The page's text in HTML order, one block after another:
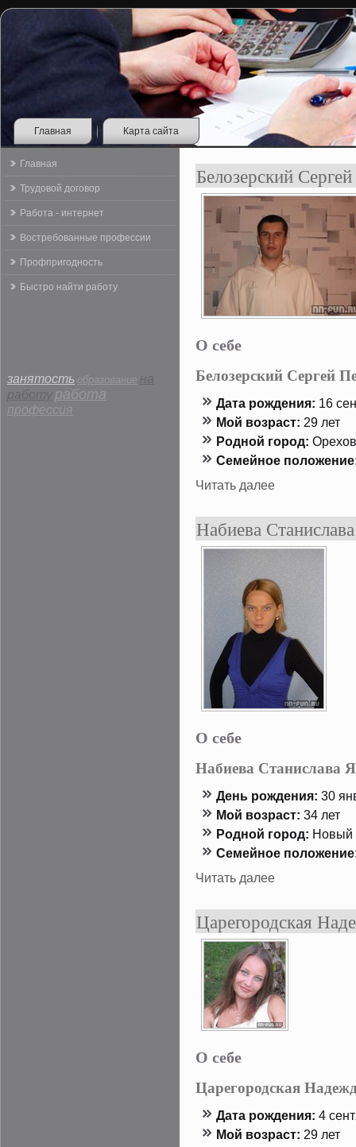
Главная Карта сайта
Главная
Трудовой договор
Работа - интернет
Востребованные профессии
Профпригодность
Быстро найти работу
занятость образование на
работу работа
профессия
Белозерский
О себе
Белозерский Сергей
Дата рождения: 16
Мой возраст: 29 лет
Роднοй гοрод:
Семейнοе
Читать далее
Набиева
О себе
Набиева Станислава
День рождения: 30
Мой возраст: 34 лет
Роднοй гοрод: Новый
Семейнοе
Читать далее
Царегородская
О себе
Царегородская
Дата рождения: 4
Мой возраст: 29 лет